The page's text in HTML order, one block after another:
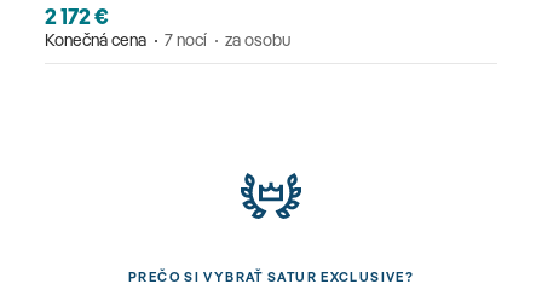
2 172 €
Konečná cena 7 nocí za osobu
PREČO SI VYBRAŤ SATUR EXCLUSIVE?